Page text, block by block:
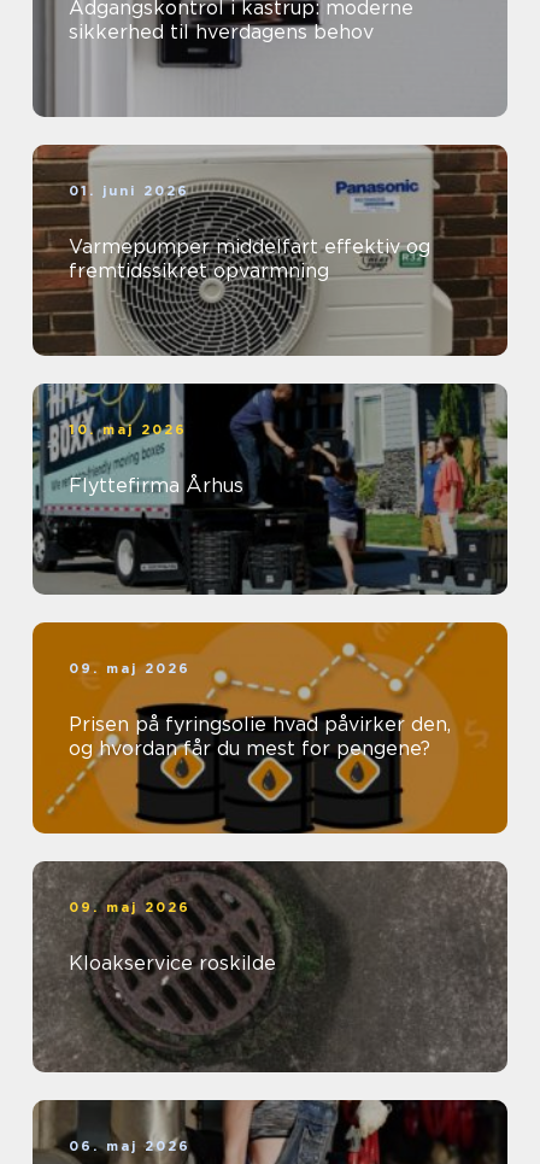
Adgangskontrol i kastrup: moderne
sikkerhed til hverdagens behov
01. juni 2026
Varmepumper middelfart effektiv og
fremtidssikret opvarmning
10. maj 2026
Flyttefirma Århus
09. maj 2026
Prisen på fyringsolie hvad påvirker den,
og hvordan får du mest for pengene?
09. maj 2026
Kloakservice roskilde
06. maj 2026